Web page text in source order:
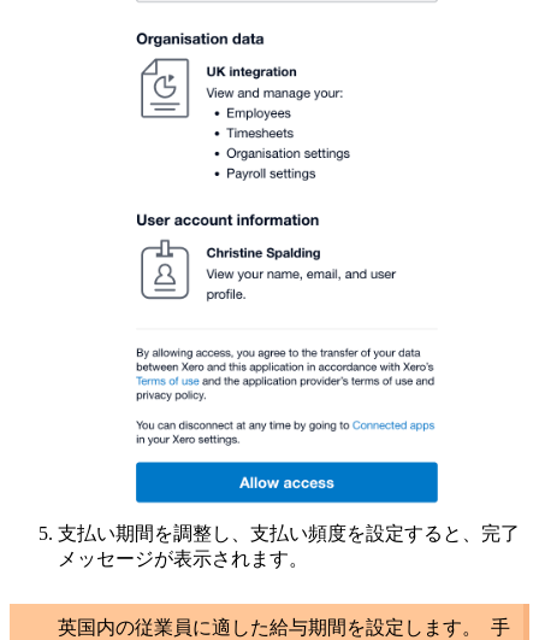
支払い期間を調整し、支払い頻度を設定すると、完了
メッセージが表示されます。
英国内の従業員に適した給与期間を設定します。 手